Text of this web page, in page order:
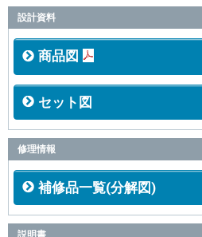
設計資料
商品図
セット図
修理情報
補修品一覧(分解図)
説明書